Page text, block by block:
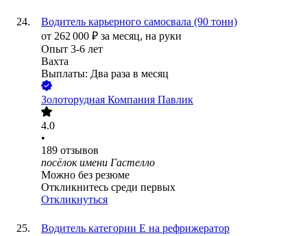
Водитель карьерного самосвала (90 тонн)
от 262 000 ₽ за месяц, на руки
Опыт 3-6 лет
Вахта
Выплаты: Два раза в месяц
Золоторудная Компания Павлик
4.0
•
189 отзывов
посёлок имени Гастелло
Можно без резюме
Откликнитесь среди первых
Откликнуться
Водитeль категоpии Е нa рефpижepатор